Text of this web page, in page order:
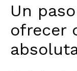
Un
ofrecer